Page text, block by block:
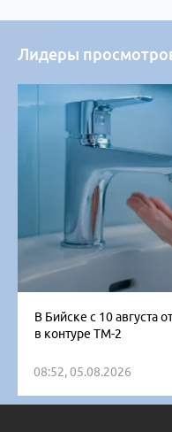
Лидеры
В Бийске с 10 августа
в контуре ТМ-2
08:52, 05.08.2026